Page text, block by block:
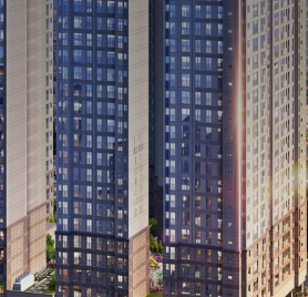
도 창원시 진해구 남양동 20-2번지
신탁(주)
설산업(주), (주)우방
세대